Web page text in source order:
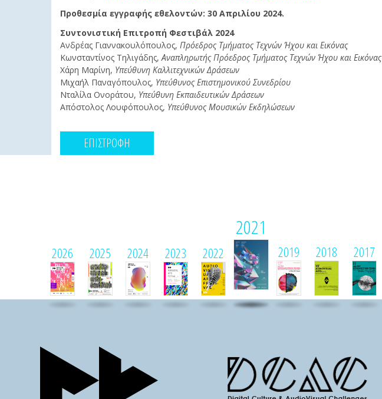
Προθεσμία εγγραφής εθελοντών: 30 Απριλίου 2024.
Συντονιστική Επιτροπή Φεστιβάλ 2024
Ανδρέας Γιαννακουλόπουλος, Πρόεδρος Τμήματος Τεχνών Ήχου και Εικόνας
Κωνσταντίνος Τηλιγάδης,Αναπληρωτής Πρόεδρος Τμήματος Τεχνών Ήχου και Εικόνας
Χάρη Μαρίνη, Υπεύθυνη Καλλιτεχνικών Δράσεων
Μιχαήλ Παναγόπουλος, Υπεύθυνος Επιστημονικού Συνεδρίου
Νταλίλα Ονοράτου, Υπεύθυνη Εκπαιδευτικών Δράσεων
Απόστολος Λουφόπουλος, Υπεύθυνος Μουσικών Εκδηλώσεων
ΕΠΙΣΤΡΟΦΗ
2026 2025 2024 2023 2022
2021
2019 2018 2017